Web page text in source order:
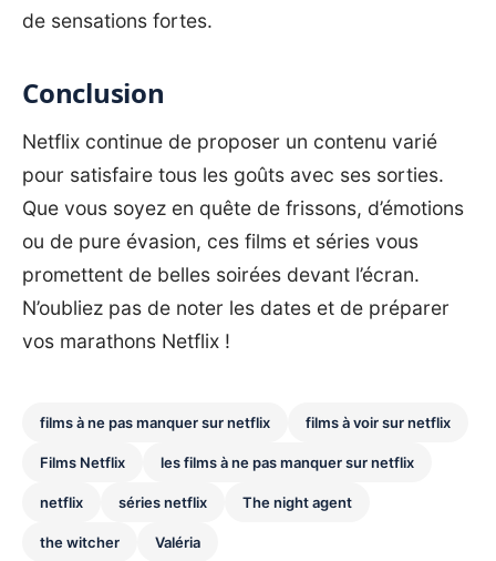
de sensations fortes.
Conclusion
Netflix continue de proposer un contenu varié
pour satisfaire tous les goûts avec ses sorties.
Que vous soyez en quête de frissons, d’émotions
ou de pure évasion, ces films et séries vous
promettent de belles soirées devant l’écran.
N’oubliez pas de noter les dates et de préparer
vos marathons Netflix !
films à ne pas manquer sur netflix films à voir sur netflix
Films Netflix les films à ne pas manquer sur netflix
netflix séries netflix The night agent
the witcher Valéria